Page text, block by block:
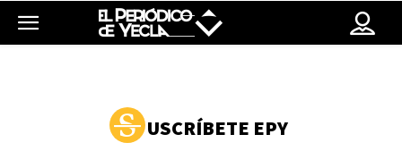
USCRÍBETE EPY